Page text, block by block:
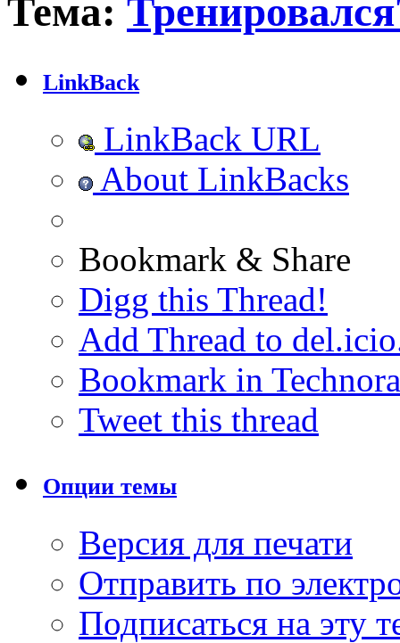
Тема:
LinkBack
LinkBack URL
About LinkBacks
Bookmark & Share
Digg this Thread!
Add Thread to
Bookmark in
Tweet this thread
Опции темы
Версия для печати
Отправить по
Подписаться на эту